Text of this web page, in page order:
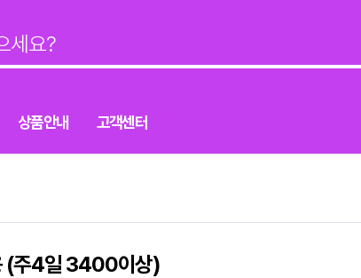
상품안내 고객센터
(주4일 3400이상)